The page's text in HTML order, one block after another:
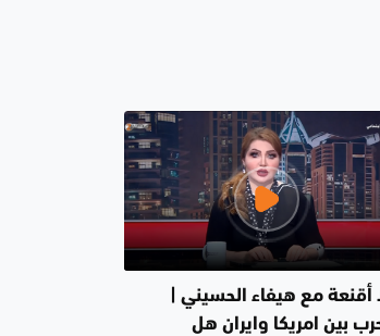
أقنعة مع هيفاء الحسيني |
بين امريكا وايران هل